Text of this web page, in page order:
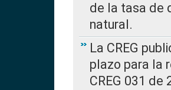
de la tasa de
natural.
La CREG
plazo para la
CREG 031 de